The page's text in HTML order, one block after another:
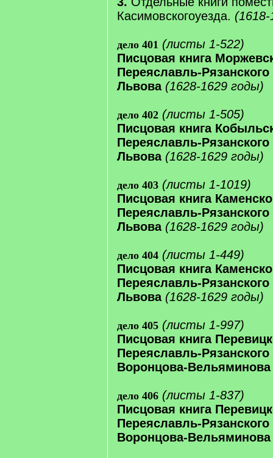
Касимовскогоуезда.
дело 401 (листы 1-522)
Писцовая книга
Переяславль-
Львова (1628-1629 годы)
дело 402 (листы 1-505)
Писцовая книга
Переяславль-
Львова (1628-1629 годы)
дело 403 (листы 1-1019)
Писцовая книга
Переяславль-
Львова (1628-1629 годы)
дело 404 (листы 1-449)
Писцовая книга
Переяславль-
Львова (1628-1629 годы)
дело 405 (листы 1-997)
Писцовая книга
Переяславль-
Воронцова-Вельяминова
дело 406 (листы 1-837)
Писцовая книга
Переяславль-
Воронцова-Вельяминова